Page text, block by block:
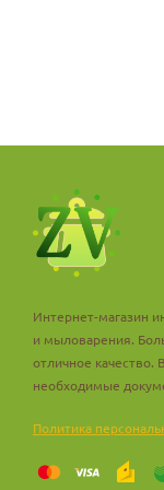
Интернет-магазин
и мыловарения.
отличное качество.
необходимые
Политика